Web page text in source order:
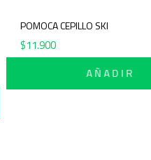
POMOCA CEPILLO SKI
$11.900
AÑADIR